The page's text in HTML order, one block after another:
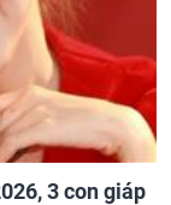
3 con giáp